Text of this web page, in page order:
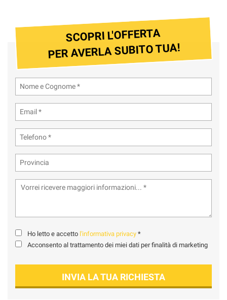
SCOPRI L'OFFERTA
PER AVERLA SUBITO TUA!
Ho letto e accetto l'informativa privacy *
Acconsento al trattamento dei miei dati per finalità di marketing
INVIA LA TUA RICHIESTA